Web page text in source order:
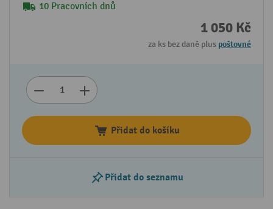
10 Pracovních dnů
1 050 Kč
za ks bez daně plus poštovné
Přidat do košíku
Přidat do seznamu